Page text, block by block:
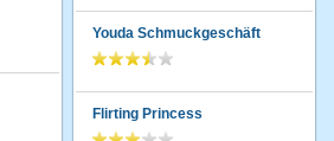
Youda Schmuckgeschäft
Flirting Princess